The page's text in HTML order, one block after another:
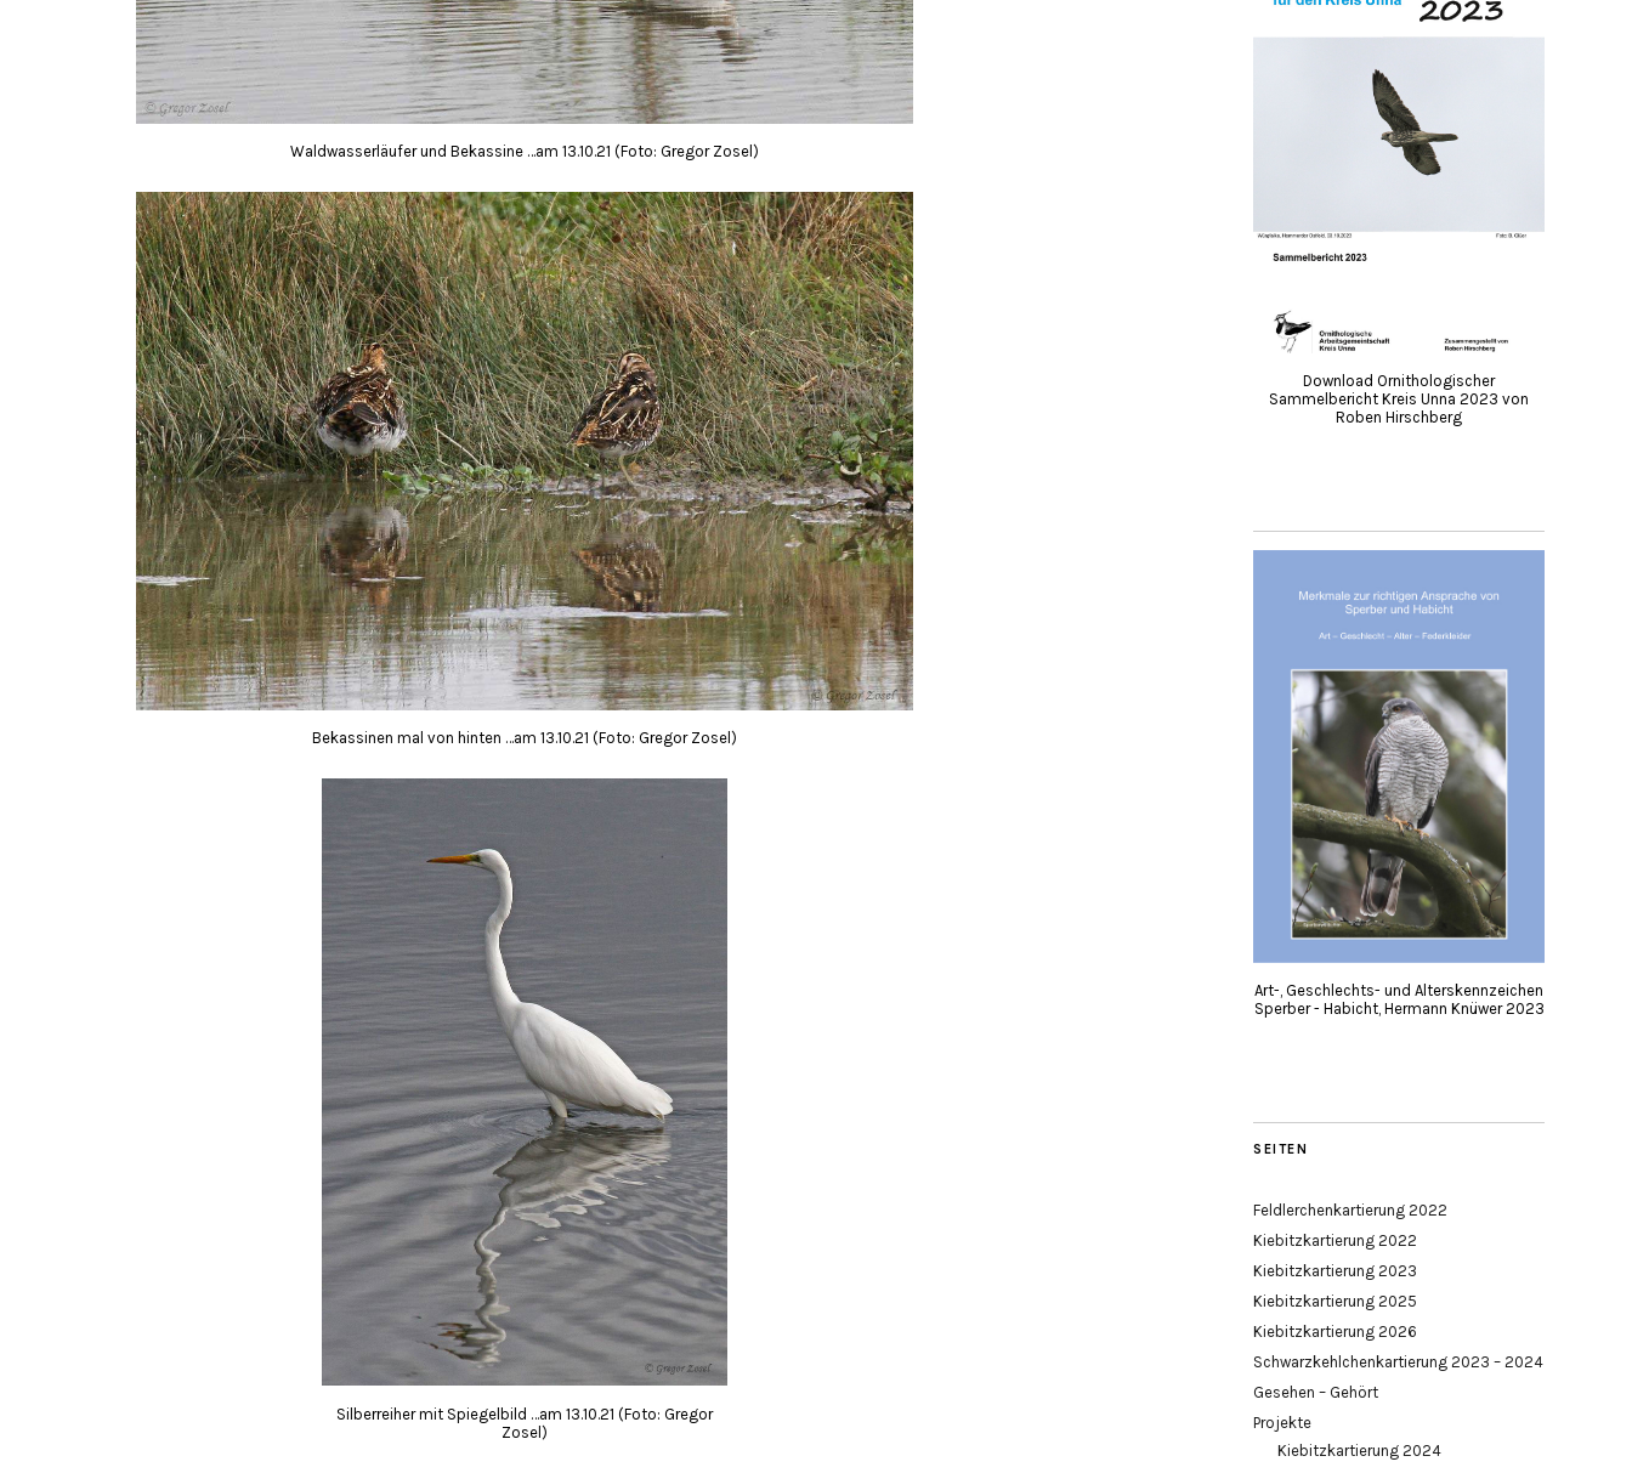
Waldwasserläufer und Bekassine …am 13.10.21 (Foto: Gregor Zosel)
Bekassinen mal von hinten …am 13.10.21 (Foto: Gregor Zosel)
Silberreiher mit Spiegelbild …am 13.10.21 (Foto: Gregor
Zosel)
Download Ornithologischer
Sammelbericht Kreis Unna 2023 von
Roben Hirschberg
Art-, Geschlechts- und Alterskennzeichen
Sperber - Habicht, Hermann Knüwer 2023
SEITEN
Feldlerchenkartierung 2022
Kiebitzkartierung 2022
Kiebitzkartierung 2023
Kiebitzkartierung 2025
Kiebitzkartierung 2026
Schwarzkehlchenkartierung 2023 – 2024
Gesehen – Gehört
Projekte
Kiebitzkartierung 2024